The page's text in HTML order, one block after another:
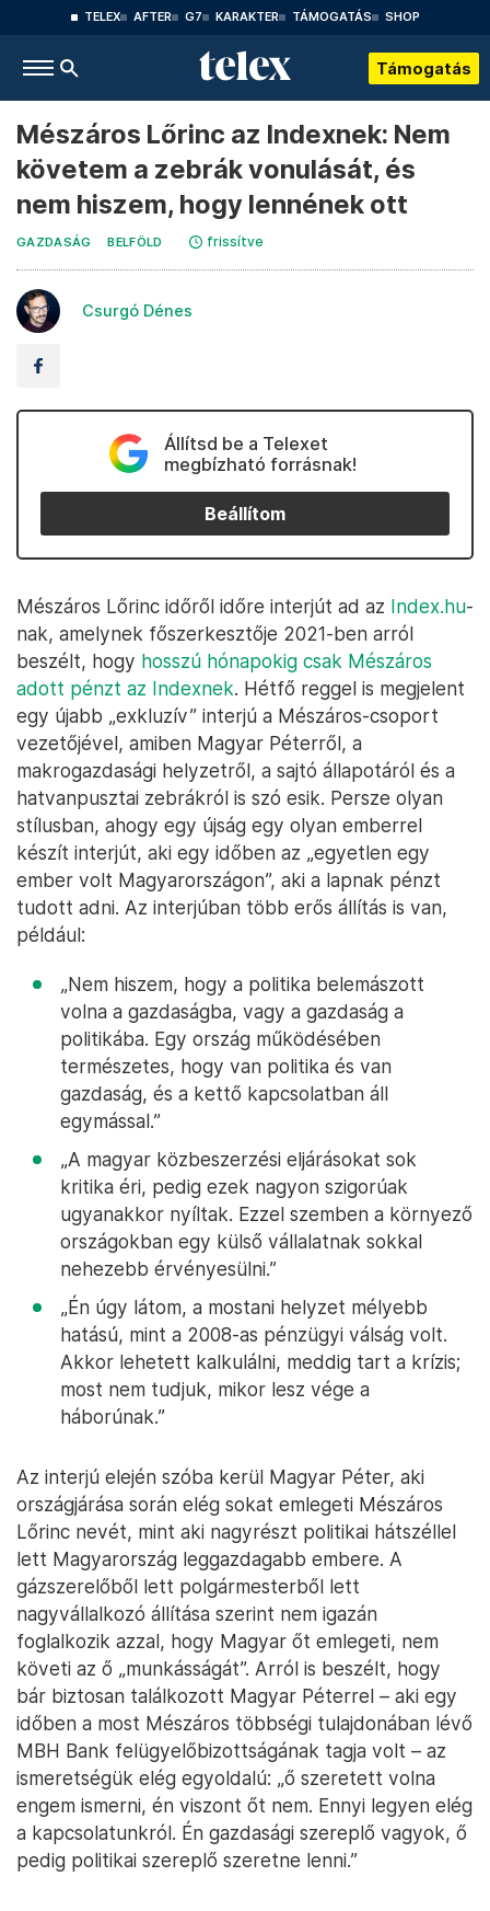
TELEX AFTER G7 KARAKTER TÁMOGATÁS SHOP
Támogatás
Mészáros Lőrinc az Indexnek: Nem
követem a zebrák vonulását, és
nem hiszem, hogy lennének ott
GAZDASÁG BELFÖLD frissítve
Csurgó Dénes
Állítsd be a Telexet
megbízható forrásnak!
Beállítom
Mészáros Lőrinc időről időre interjút ad az Index.hu-
nak, amelynek főszerkesztője 2021-ben arról
beszélt, hogy hosszú hónapokig csak Mészáros
adott pénzt az Indexnek. Hétfő reggel is megjelent
egy újabb „exkluzív” interjú a Mészáros-csoport
vezetőjével, amiben Magyar Péterről, a
makrogazdasági helyzetről, a sajtó állapotáról és a
hatvanpusztai zebrákról is szó esik. Persze olyan
stílusban, ahogy egy újság egy olyan emberrel
készít interjút, aki egy időben az „egyetlen egy
ember volt Magyarországon”, aki a lapnak pénzt
tudott adni. Az interjúban több erős állítás is van,
például:
„Nem hiszem, hogy a politika belemászott
volna a gazdaságba, vagy a gazdaság a
politikába. Egy ország működésében
természetes, hogy van politika és van
gazdaság, és a kettő kapcsolatban áll
egymással.”
„A magyar közbeszerzési eljárásokat sok
kritika éri, pedig ezek nagyon szigorúak
ugyanakkor nyíltak. Ezzel szemben a környező
országokban egy külső vállalatnak sokkal
nehezebb érvényesülni.”
„Én úgy látom, a mostani helyzet mélyebb
hatású, mint a 2008-as pénzügyi válság volt.
Akkor lehetett kalkulálni, meddig tart a krízis;
most nem tudjuk, mikor lesz vége a
háborúnak.”
Az interjú elején szóba kerül Magyar Péter, aki
országjárása során elég sokat emlegeti Mészáros
Lőrinc nevét, mint aki nagyrészt politikai hátszéllel
lett Magyarország leggazdagabb embere. A
gázszerelőből lett polgármesterből lett
nagyvállalkozó állítása szerint nem igazán
foglalkozik azzal, hogy Magyar őt emlegeti, nem
követi az ő „munkásságát”. Arról is beszélt, hogy
bár biztosan találkozott Magyar Péterrel – aki egy
időben a most Mészáros többségi tulajdonában lévő
MBH Bank felügyelőbizottságának tagja volt – az
ismeretségük elég egyoldalú: „ő szeretett volna
engem ismerni, én viszont őt nem. Ennyi legyen elég
a kapcsolatunkról. Én gazdasági szereplő vagyok, ő
pedig politikai szereplő szeretne lenni.”